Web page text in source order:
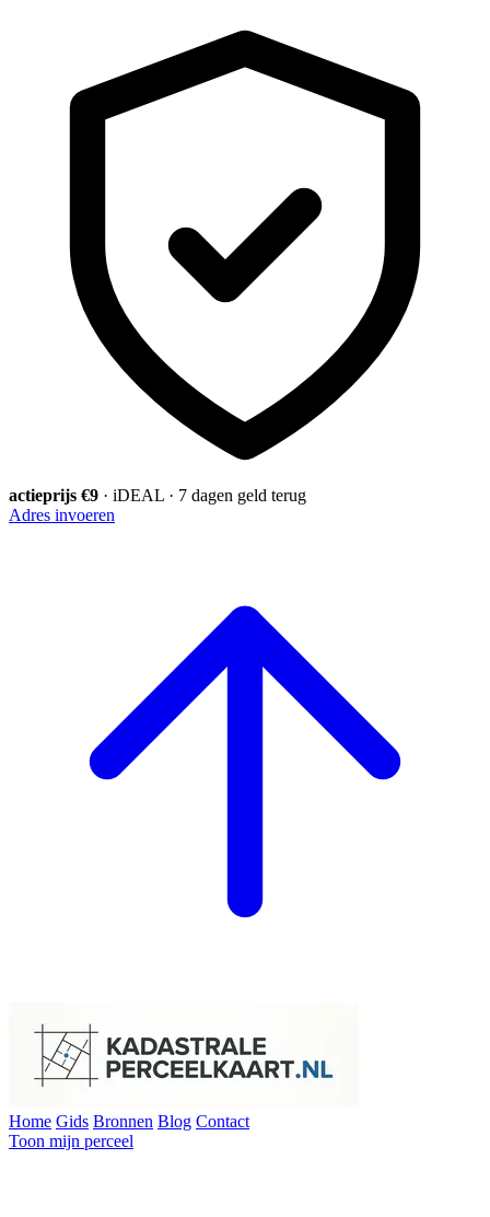
actieprijs €9 · iDEAL · 7 dagen geld terug
Adres invoeren
Home Gids Bronnen Blog Contact
Toon mijn perceel